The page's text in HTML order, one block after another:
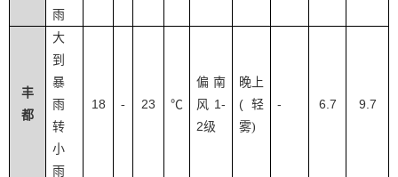
雨
丰
都
大
到
暴
雨
转
小
雨
18 - 23 ℃
偏南
风 1-
2级
晚上
( 轻
雾)
- 6.7 9.7